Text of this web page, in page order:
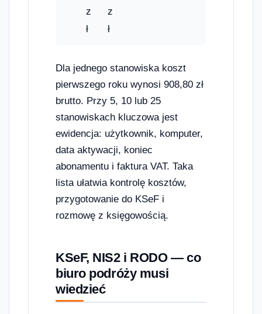
z
ł
z
ł
Dla jednego stanowiska koszt
pierwszego roku wynosi 908,80 zł
brutto. Przy 5, 10 lub 25
stanowiskach kluczowa jest
ewidencja: użytkownik, komputer,
data aktywacji, koniec
abonamentu i faktura VAT. Taka
lista ułatwia kontrolę kosztów,
przygotowanie do KSeF i
rozmowę z księgowością.
KSeF, NIS2 i RODO — co
biuro podróży musi
wiedzieć